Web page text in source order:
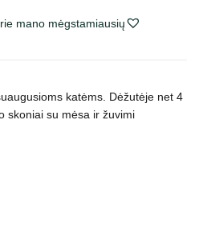
mano mėgstamiausių
katėms. Dėžutėje net 4
skoniai su mėsa ir žuvimi